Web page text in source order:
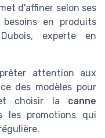
d'affiner selon ses
en produits
experte en
attention aux
des modèles pour
choisir la canne
les promotions qui